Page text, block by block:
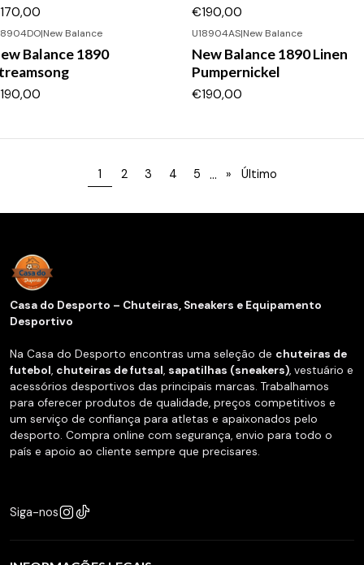
€190,00
|New Balance
Balance 1890
U18904AS|New Balance
New Balance 1890 Linen
Pumpernickel
€190,00
1 2 3 4 5 ... » Último
Casa do Desporto – Chuteiras, Sneakers e Equipamento
Desportivo
Na Casa do Desporto encontras uma seleção de chuteiras de
futebol, chuteiras de futsal, sapatilhas (sneakers), vestuário e
acessórios desportivos das principais marcas. Trabalhamos
para oferecer produtos de qualidade, preços competitivos e
um serviço de confiança para atletas e apaixonados pelo
desporto. Compra online com segurança, envio para todo o
país e apoio ao cliente sempre que precisares.
Siga-nos